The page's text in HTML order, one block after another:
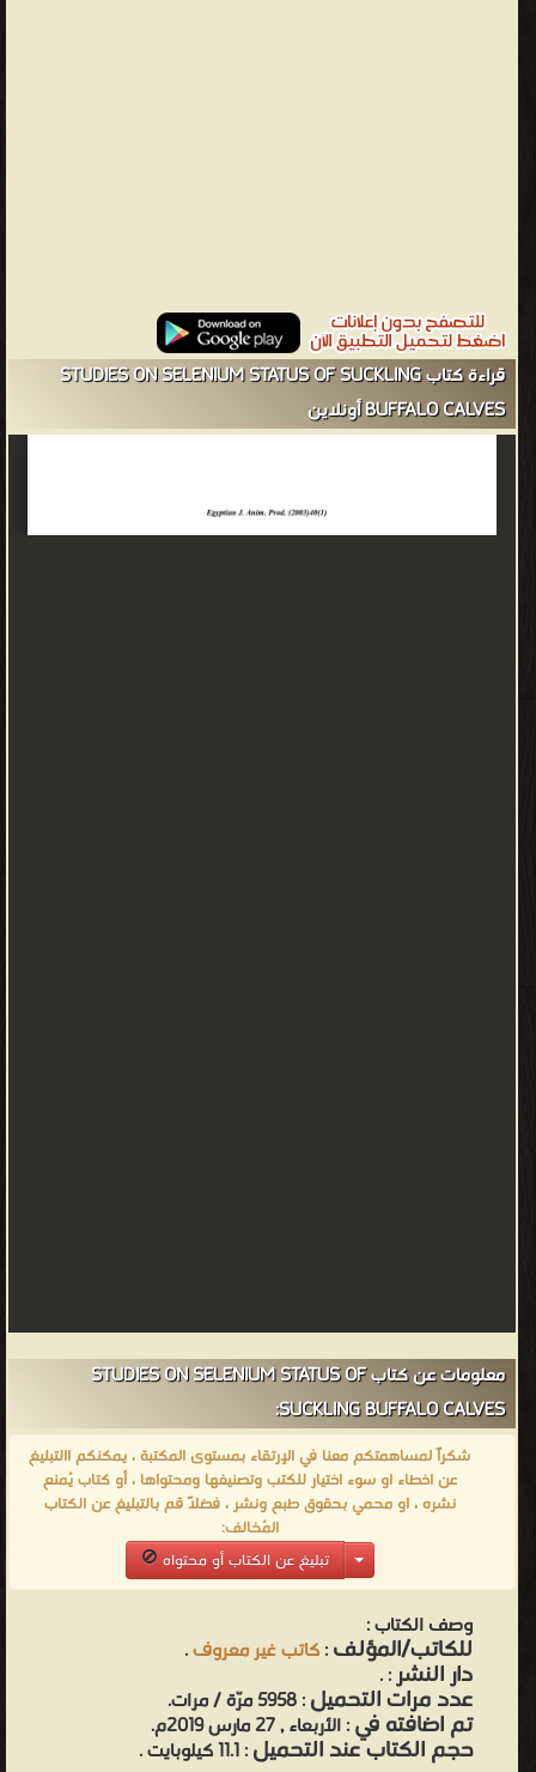
قراءة كتاب STUDIES ON SELENIUM STATUS OF SUCKLING
BUFFALO CALVES أونلاين
معلومات عن كتاب STUDIES ON SELENIUM STATUS OF
SUCKLING BUFFALO CALVES:
شكراً لمساهمتكم معنا في الإرتقاء بمستوى المكتبة ، يمكنكم االتبليغ
عن اخطاء او سوء اختيار للكتب وتصنيفها ومحتواها ، أو كتاب يُمنع
نشره ، او محمي بحقوق طبع ونشر ، فضلاً قم بالتبليغ عن الكتاب
المُخالف:
تبليغ عن الكتاب أو محتواه
وصف الكتاب :
للكاتب/المؤلف:كاتب غير معروف.
دار النشر:
.
عدد مرات التحميل: 5958 مرّة / مرات.
تم اضافته في: الأربعاء , 27 مارس 2019م.
حجم الكتاب عند التحميل: 11.1 كيلوبايت .